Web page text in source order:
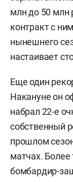
млн до 50
контракт с
нынешнего
настаивает
Еще один
Накануне он
набрал 22-е
собственный
прошлом
матчах. Более
бомбардир-